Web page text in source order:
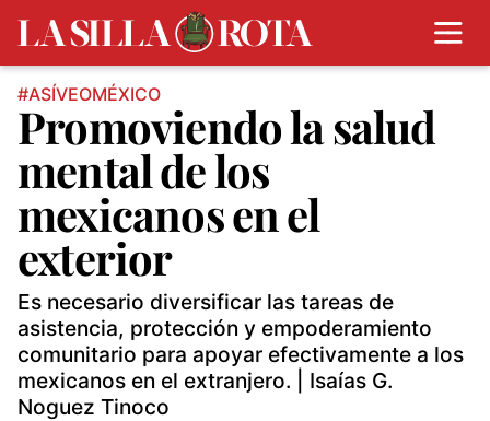
#ASÍVEOMÉXICO
Promoviendo la salud
mental de los
mexicanos en el
exterior
Es necesario diversificar las tareas de
asistencia, protección y empoderamiento
comunitario para apoyar efectivamente a los
mexicanos en el extranjero. | Isaías G.
Noguez Tinoco